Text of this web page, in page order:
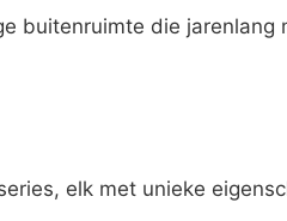
buitenruimte die jarenlang
elk met unieke